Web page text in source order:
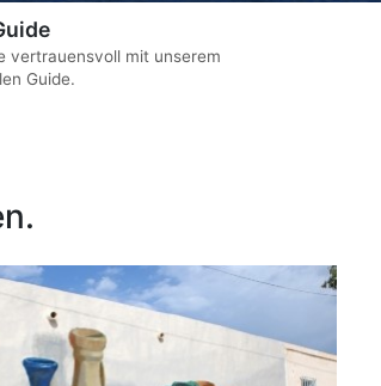
vertrauensvoll mit unserem
Guide.